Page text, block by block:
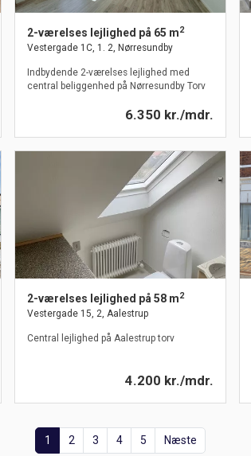
2-værelses lejlighed på 65 m2
Vestergade 1C, 1. 2, Nørresundby
Indbydende 2-værelses lejlighed med
central beliggenhed på Nørresundby Torv
6.350 kr./mdr.
2-værelses lejlighed på 58 m2
Vestergade 15, 2, Aalestrup
Central lejlighed på Aalestrup torv
4.200 kr./mdr.
1 2 3 4 5 Næste